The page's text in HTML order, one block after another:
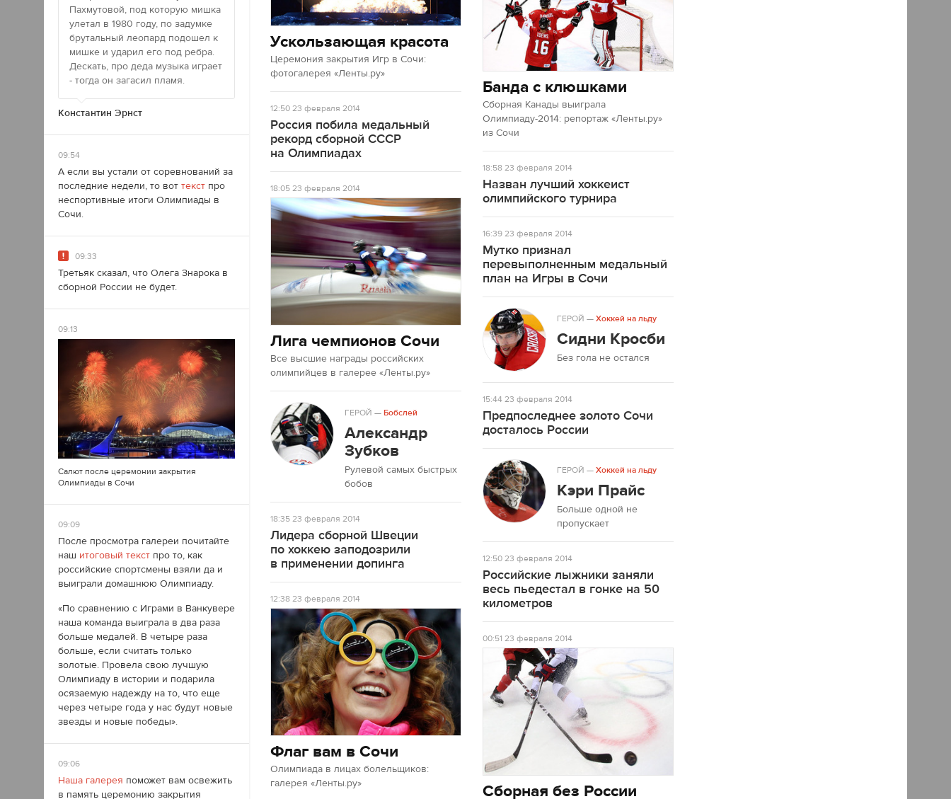
Пахмутовой, под которую мишка
улетал в 1980 году, по задумке
брутальный леопард подошел к
мишке и ударил его под ребра.
Дескать, про деда музыка играет
- тогда он загасил пламя.
Константин Эрнст
09:54
А если вы устали от соревнований за
последние недели, то вот текст про
неспортивные итоги Олимпиады в
Сочи.
09:33
Третьяк сказал, что Олега Знарока в
сборной России не будет.
09:13
Салют после церемонии закрытия
Олимпиады в Сочи
09:09
После просмотра галереи почитайте
наш итоговый текст про то, как
российские спортсмены взяли да и
выиграли домашнюю Олимпиаду.
«По сравнению с Играми в Ванкувере
наша команда выиграла в два раза
больше медалей. В четыре раза
больше, если считать только
золотые. Провела свою лучшую
Олимпиаду в истории и подарила
осязаемую надежду на то, что еще
через четыре года у нас будут новые
звезды и новые победы».
09:06
Наша галерея поможет вам освежить
в память церемонию закрытия
Ускользающая красота
Церемония закрытия Игр в Сочи:
фотогалерея «Ленты.ру»
12:5023 февраля 2014
Россия побила медальный
рекорд сборной СССР
на Олимпиадах
18:0523 февраля 2014
Лига чемпионов Сочи
Все высшие награды российских
олимпийцев в галерее «Ленты.ру»
ГЕРОЙ —Бобслей
Александр
Зубков
Рулевой самых быстрых
бобов
18:3523 февраля 2014
Лидера сборной Швеции
по хоккею заподозрили
в применении допинга
12:3823 февраля 2014
Флаг вам в Сочи
Олимпиада в лицах болельщиков:
галерея «Ленты.ру»
Банда с клюшками
Сборная Канады выиграла
Олимпиаду-2014: репортаж «Ленты.ру»
из Сочи
18:5823 февраля 2014
Назван лучший хоккеист
олимпийского турнира
16:3923 февраля 2014
Мутко признал
перевыполненным медальный
план на Игры в Сочи
ГЕРОЙ —Хоккей на льду
Сидни Кросби
Без гола не остался
15:4423 февраля 2014
Предпоследнее золото Сочи
досталось России
ГЕРОЙ —Хоккей на льду
Кэри Прайс
Больше одной не
пропускает
12:5023 февраля 2014
Российские лыжники заняли
весь пьедестал в гонке на 50
километров
00:51 23 февраля 2014
Сборная без России